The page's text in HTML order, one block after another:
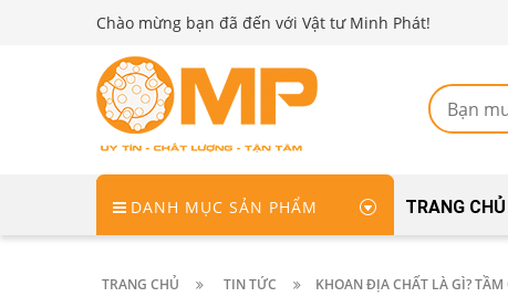
Chào mừng bạn đã đến với Vật tư Minh Phát!
DANH MỤC SẢN PHẨM TRANG CHỦ
TRANG CHỦ TIN TỨC KHOAN ĐỊA CHẤT LÀ GÌ?